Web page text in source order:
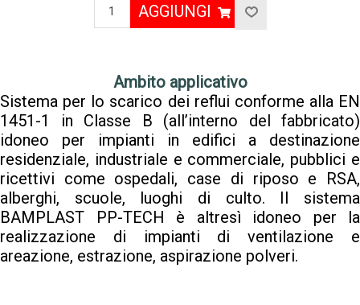
AGGIUNGI
Ambito applicativo
Sistema per lo scarico dei reflui conforme alla EN
1451-1 in Classe B (all’interno del fabbricato)
idoneo per impianti in edifici a destinazione
residenziale, industriale e commerciale, pubblici e
ricettivi come ospedali, case di riposo e RSA,
alberghi, scuole, luoghi di culto. Il sistema
BAMPLAST PP-TECH è altresì idoneo per la
realizzazione di impianti di ventilazione e
areazione, estrazione, aspirazione polveri.